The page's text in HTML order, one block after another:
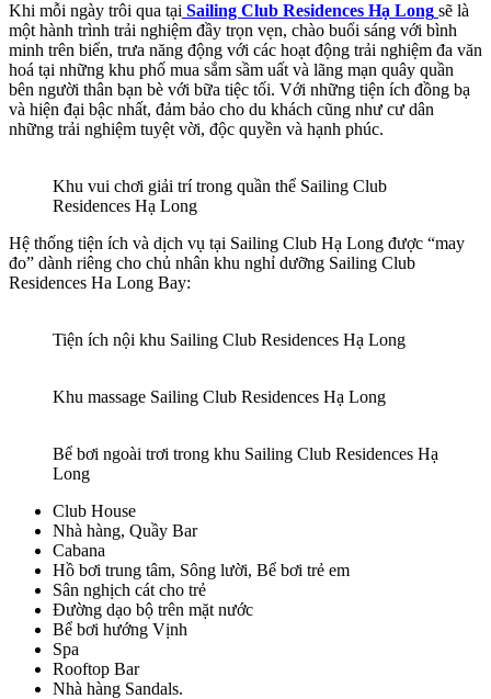
Khi mỗi ngày trôi qua tại Sailing Club Residences Hạ Long sẽ là
một hành trình trải nghiệm đầy trọn vẹn, chào buổi sáng với bình
minh trên biển, trưa năng động với các hoạt động trải nghiệm đa văn
hoá tại những khu phố mua sắm sầm uất và lãng mạn quây quần
bên người thân bạn bè với bữa tiệc tối. Với những tiện ích đồng bạ
và hiện đại bậc nhất, đảm bảo cho du khách cũng như cư dân
những trải nghiệm tuyệt vời, độc quyền và hạnh phúc.
Khu vui chơi giải trí trong quần thể Sailing Club
Residences Hạ Long
Hệ thống tiện ích và dịch vụ tại Sailing Club Hạ Long được “may
đo” dành riêng cho chủ nhân khu nghỉ dưỡng Sailing Club
Residences Ha Long Bay:
Tiện ích nội khu Sailing Club Residences Hạ Long
Khu massage Sailing Club Residences Hạ Long
Bể bơi ngoài trơi trong khu Sailing Club Residences Hạ
Long
Club House
Nhà hàng, Quầy Bar
Cabana
Hồ bơi trung tâm, Sông lười, Bể bơi trẻ em
Sân nghịch cát cho trẻ
Đường dạo bộ trên mặt nước
Bể bơi hướng Vịnh
Spa
Rooftop Bar
Nhà hàng Sandals.